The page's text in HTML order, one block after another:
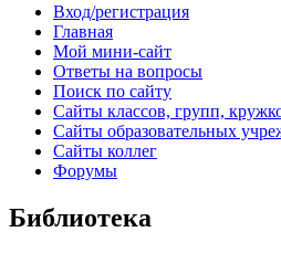
Вход/регистрация
Главная
Мой мини-сайт
Ответы на вопросы
Поиск по сайту
Сайты классов, групп,
Сайты образовательных
Сайты коллег
Форумы
Библиотека